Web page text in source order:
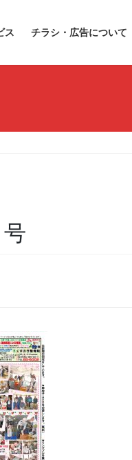
ス チラシ・広告について